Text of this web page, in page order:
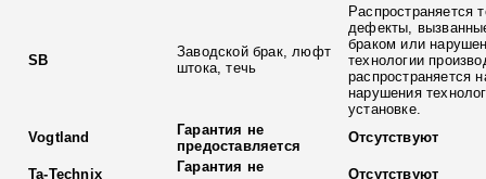
SB
Заводской брак, люфт
штока, течь
Распространяется
дефекты,
браком или
технологии
распространяется
нарушения
установке.
Vogtland
Гарантия не
предоставляется
Отсутствуют
Ta-Technix
Гарантия не
Отсутствуют